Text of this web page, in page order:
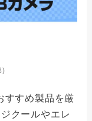
)
すすめ製品を厳
クールやエレ